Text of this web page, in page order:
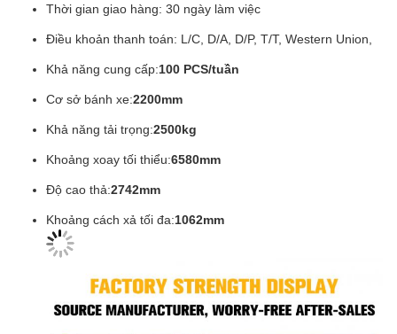
Thời gian giao hàng: 30 ngày làm việc
Điều khoản thanh toán: L/C, D/A, D/P, T/T, Western Union,
Khả năng cung cấp:100 PCS/tuần
Cơ sở bánh xe:2200mm
Khả năng tải trọng:2500kg
Khoảng xoay tối thiểu:6580mm
Độ cao thả:2742mm
Khoảng cách xả tối đa:1062mm